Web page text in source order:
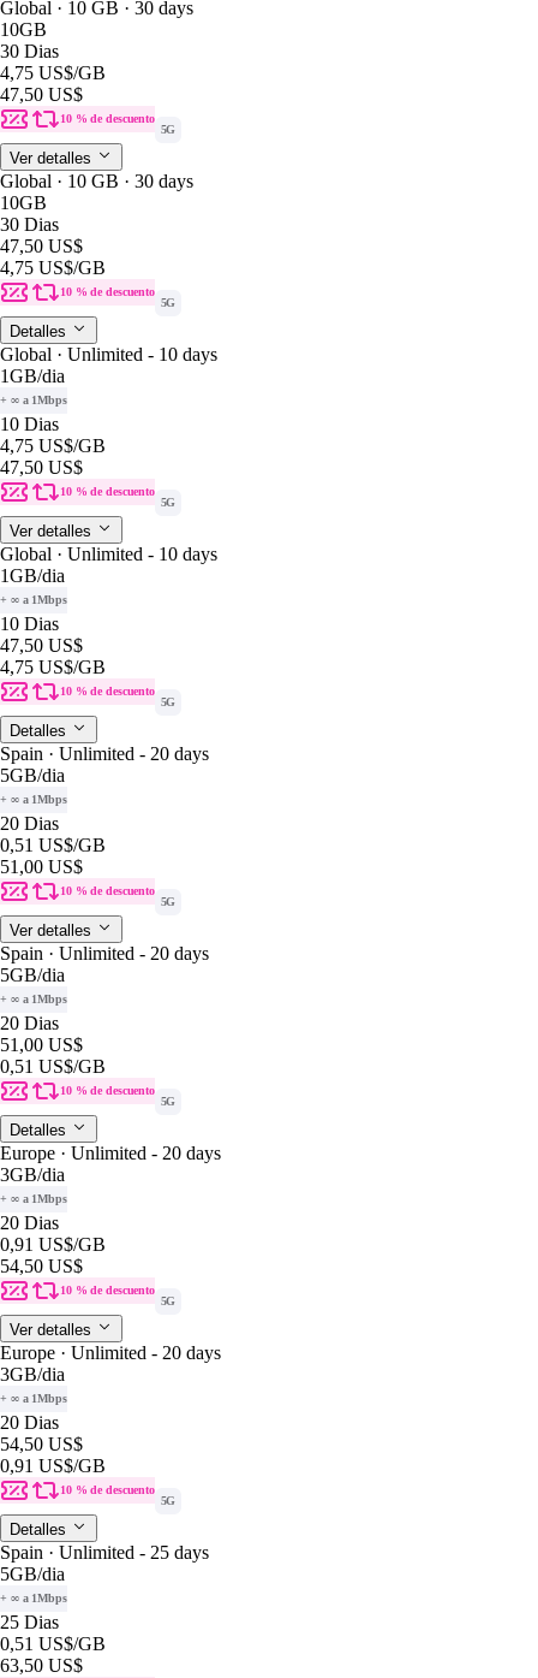
Global · 10 GB · 30 days
10GB
30 Dias
4,75 US$/GB
47,50 US$
10 % de descuento
5G
Ver detalles
Global · 10 GB · 30 days
10GB
30 Dias
47,50 US$
4,75 US$/GB
10 % de descuento
5G
Detalles
Global · Unlimited - 10 days
1GB/dia
+ ∞ a 1Mbps
10 Dias
4,75 US$/GB
47,50 US$
10 % de descuento
5G
Ver detalles
Global · Unlimited - 10 days
1GB/dia
+ ∞ a 1Mbps
10 Dias
47,50 US$
4,75 US$/GB
10 % de descuento
5G
Detalles
Spain · Unlimited - 20 days
5GB/dia
+ ∞ a 1Mbps
20 Dias
0,51 US$/GB
51,00 US$
10 % de descuento
5G
Ver detalles
Spain · Unlimited - 20 days
5GB/dia
+ ∞ a 1Mbps
20 Dias
51,00 US$
0,51 US$/GB
10 % de descuento
5G
Detalles
Europe · Unlimited - 20 days
3GB/dia
+ ∞ a 1Mbps
20 Dias
0,91 US$/GB
54,50 US$
10 % de descuento
5G
Ver detalles
Europe · Unlimited - 20 days
3GB/dia
+ ∞ a 1Mbps
20 Dias
54,50 US$
0,91 US$/GB
10 % de descuento
5G
Detalles
Spain · Unlimited - 25 days
5GB/dia
+ ∞ a 1Mbps
25 Dias
0,51 US$/GB
63,50 US$